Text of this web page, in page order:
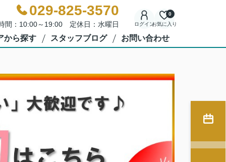
029-825-3570
間：10:00～19:00 定休日：水曜日 ログインお気に入り
0
から探す スタッフブログ お問い合わせ